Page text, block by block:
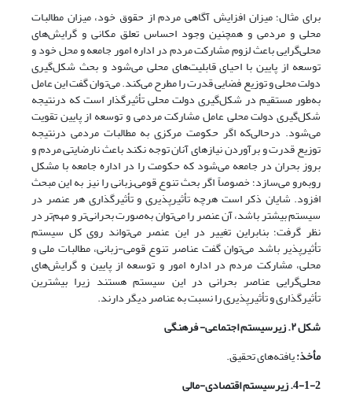
برای ‌مثال؛ میزان افزایش آگاهی مردم از حقوق خود، میزان مطالبات
محلی و مردمی و همچنین وجود احساس تعلق مکانی و گرایش‌های
محلی‌گرایی باعث لزوم مشارکت مردم در اداره امور جامعه و محل خود و
توسعه از پایین با احیای قابلیت‌های محلی می‌شود و بحث شکل‌گیری
دولت محلی و توزیع فضایی قدرت را مطرح می‌کند. می‌توان گفت این عامل
به‌طور مستقیم در شکل‌گیری دولت محلی تأثیرگذار است که درنتیجه
شکل‌گیری دولت محلی عامل مشارکت مردمی و توسعه از پایین تقویت
می‌شود. درحالی‌که اگر حکومت مرکزی به مطالبات مردمی درنتیجه
توزیع قدرت و برآوردن نیازهای آنان توجه نکند باعث نارضایتی مردم و
بروز بحران در جامعه می‌شود که حکومت را در اداره جامعه با مشکل
روبه‌رو می‌سازد؛ خصوصاً اگر بحث تنوع قومی‌ـ‌زبانی را نیز به این مبحث
افزود. شایان‌ ذکر است هرچه تأثیرپذیری و تأثیرگذاری هر عنصر در
سیستم بیشتر باشد، آن عنصر را می‌توان به‌صورت بحرانی‌تر و مهم‌تر در
نظر گرفت؛ بنابراین تغییر در این عنصر می‌تواند روی کل سیستم
تأثیرپذیر باشد می‌توان گفت عناصر تنوع قومی-‌زبانی، مطالبات ملی و
محلی، مشارکت مردم در اداره امور و توسعه از پایین و گرایش‌های
محلی‌گرایی عناصر بحرانی در این سیستم‌ هستند زیرا بیشترین
تأثیرگذاری و تأثیرپذیری را نسبت به عناصر دیگر دارند.
شکل ۲. زیرسیستم اجتماعی- فرهنگی
مأخذ:یافته‌‌‌های تحقیق.
4-1-2. زیرسیستم اقتصادی-‌مالی